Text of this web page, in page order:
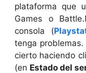
plataforma que
Games o
consola (
tenga
cierto haciendo
(en Estado del